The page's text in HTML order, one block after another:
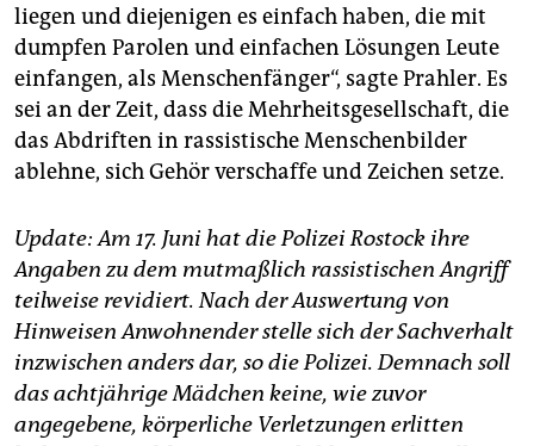
liegen und diejenigen es einfach haben, die mit
dumpfen Parolen und einfachen Lösungen Leute
einfangen, als Menschenfänger“, sagte Prahler. Es
sei an der Zeit, dass die Mehrheitsgesellschaft, die
das Abdriften in rassistische Menschenbilder
ablehne, sich Gehör verschaffe und Zeichen setze.
Update: Am 17. Juni hat die Polizei Rostock ihre
Angaben zu dem mutmaßlich rassistischen Angriff
teilweise revidiert. Nach der Auswertung von
Hinweisen Anwohnender stelle sich der Sachverhalt
inzwischen anders dar, so die Polizei. Demnach soll
das achtjährige Mädchen keine, wie zuvor
angegebene, körperliche Verletzungen erlitten